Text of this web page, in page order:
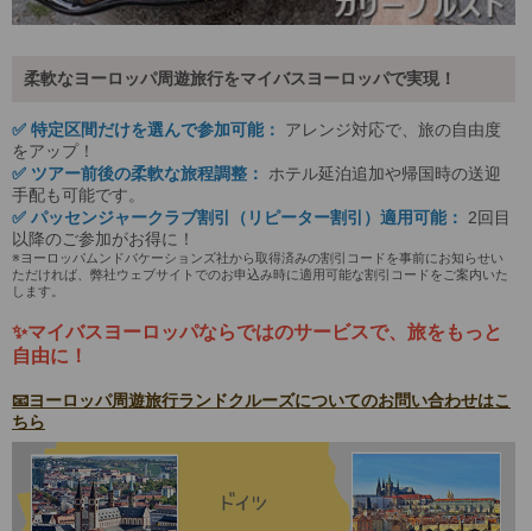
柔軟なヨーロッパ周遊旅行をマイバスヨーロッパで実現！
✅ 特定区間だけを選んで参加可能：
アレンジ対応で、旅の自由度
をアップ！
✅ ツアー前後の柔軟な旅程調整：
ホテル延泊追加や帰国時の送迎
手配も可能です。
✅ パッセンジャークラブ割引（リピーター割引）適用可能： 2回目
以降のご参加がお得に！
※ヨーロッパムンドバケーションズ社から取得済みの割引コードを事前にお知らせい
ただければ、弊社ウェブサイトでのお申込み時に適用可能な割引コードをご案内いた
します。
✨マイバスヨーロッパならではのサービスで、旅をもっと
自由に！
📧ヨーロッパ周遊旅行ランドクルーズについてのお問い合わせはこ
ちら